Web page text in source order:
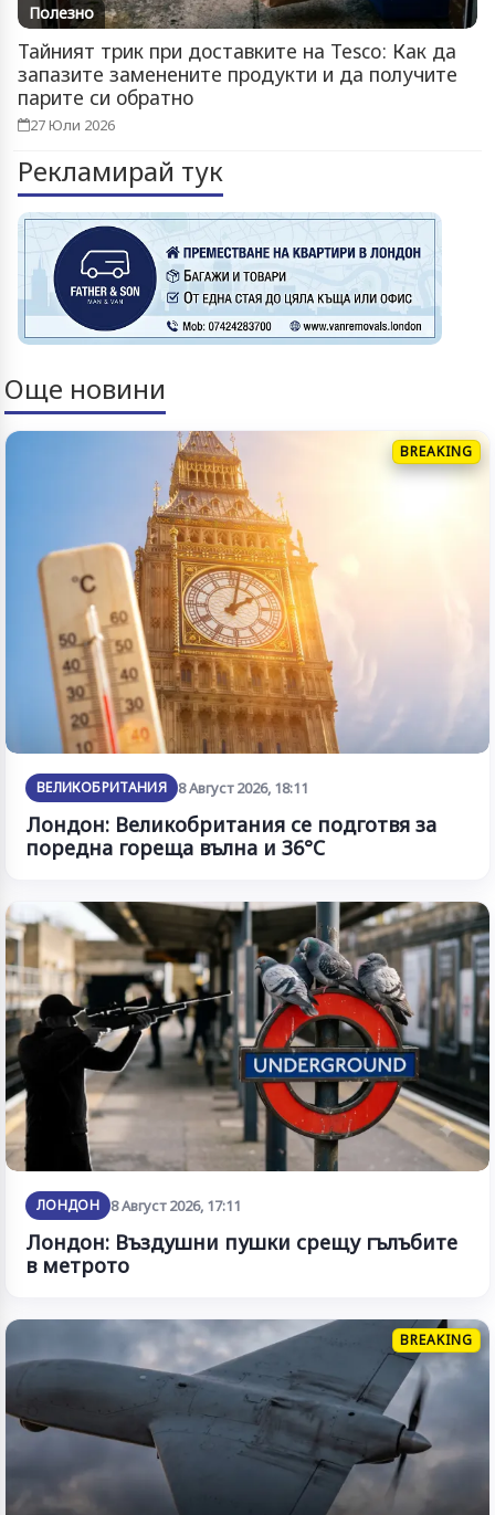
Полезно
Тайният трик при доставките на Tesco: Как да
запазите заменените продукти и да получите
парите си обратно
27 Юли 2026
Рекламирай тук
Още новини
BREAKING
ВЕЛИКОБРИТАНИЯ 8 Август 2026, 18:11
Лондон: Великобритания се подготвя за
поредна гореща вълна и 36°C
ЛОНДОН 8 Август 2026, 17:11
Лондон: Въздушни пушки срещу гълъбите
в метрото
BREAKING